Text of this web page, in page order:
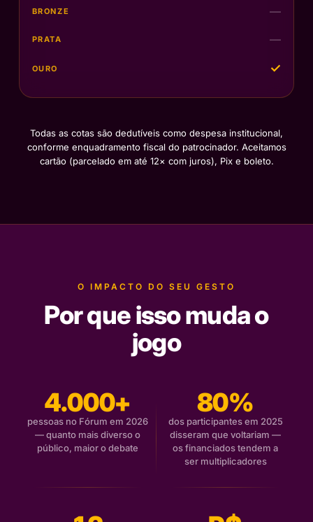
—
—
✓
Todas as cotas são dedutíveis como despesa institucional,
conforme enquadramento fiscal do patrocinador. Aceitamos
cartão (parcelado em até 12× com juros), Pix e boleto.
O IMPACTO DO SEU GESTO
Por que isso muda o
jogo
4.000+
pessoas no Fórum em 2026
— quanto mais diverso o
público, maior o debate
80%
dos participantes em 2025
disseram que voltariam —
os financiados tendem a
ser multiplicadores